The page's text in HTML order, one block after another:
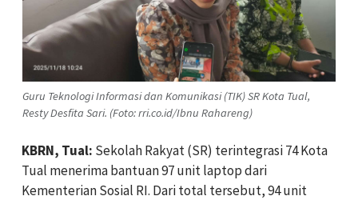
Guru Teknologi Informasi dan Komunikasi (TIK) SR Kota Tual,
Resty Desfita Sari. (Foto: rri.co.id/Ibnu Rahareng)
KBRN, Tual: Sekolah Rakyat (SR) terintegrasi 74 Kota
Tual menerima bantuan 97 unit laptop dari
Kementerian Sosial RI. Dari total tersebut, 94 unit